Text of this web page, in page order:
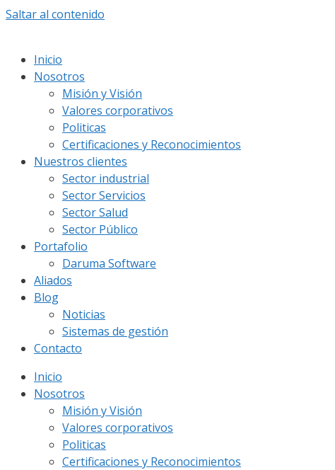
Saltar al contenido
Inicio
Nosotros
Misión y Visión
Valores corporativos
Politicas
Certificaciones y Reconocimientos
Nuestros clientes
Sector industrial
Sector Servicios
Sector Salud
Sector Público
Portafolio
Daruma Software
Aliados
Blog
Noticias
Sistemas de gestión
Contacto
Inicio
Nosotros
Misión y Visión
Valores corporativos
Politicas
Certificaciones y Reconocimientos